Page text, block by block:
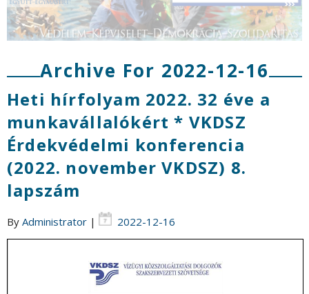
Archive For 2022-12-16
Heti hírfolyam 2022. 32 éve a
munkavállalókért * VKDSZ
Érdekvédelmi konferencia
(2022. november VKDSZ) 8.
lapszám
By Administrator | 2022-12-16